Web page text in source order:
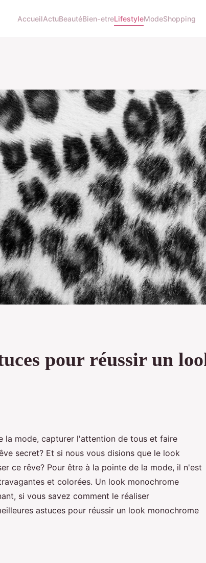
AccueilActuBeautéBien-etreLifestyleModeShopping
pour réussir un
la mode, capturer l'attention de tous et faire
secret? Et si nous vous disions que le look
ce rêve? Pour être à la pointe de la mode, il n'est
et colorées. Un look monochrome
si vous savez comment le réaliser
astuces pour réussir un look monochrome